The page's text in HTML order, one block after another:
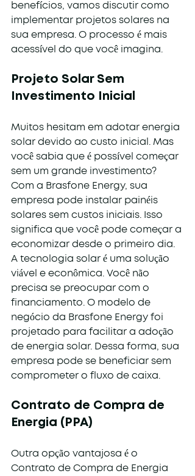
benefícios, vamos discutir como
implementar projetos solares na
sua empresa. O processo é mais
acessível do que você imagina.
Projeto Solar Sem
Investimento Inicial
Muitos hesitam em adotar energia
solar devido ao custo inicial. Mas
você sabia que é possível começar
sem um grande investimento?
Com a Brasfone Energy, sua
empresa pode instalar painéis
solares sem custos iniciais. Isso
significa que você pode começar a
economizar desde o primeiro dia.
A tecnologia solar é uma solução
viável e econômica. Você não
precisa se preocupar com o
financiamento. O modelo de
negócio da Brasfone Energy foi
projetado para facilitar a adoção
de energia solar. Dessa forma, sua
empresa pode se beneficiar sem
comprometer o fluxo de caixa.
Contrato de Compra de
Energia (PPA)
Outra opção vantajosa é o
Contrato de Compra de Energia